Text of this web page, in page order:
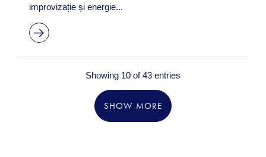
improvizație și energie...
Showing 10 of 43 entries
SHOW MORE